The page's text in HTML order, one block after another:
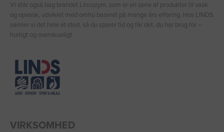
Vi står også bag brandet Lincozym, som er en serie af produkter til vask
og opvask, udviklet med omhu baseret på mange års erfaring. Hos LINDS
samler vi det hele ét sted, så du sparer tid og får det, du har brug for –
hurtigt og overskueligt.
VIRKSOMHED